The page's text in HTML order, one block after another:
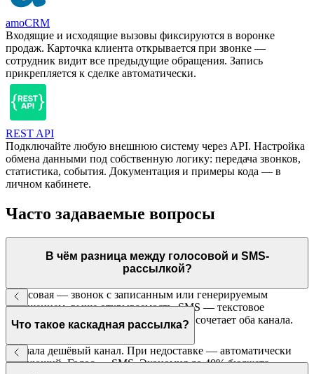
amoCRM
Входящие и исходящие вызовы фиксируются в воронке
продаж. Карточка клиента открывается при звонке —
сотрудник видит все предыдущие обращения. Запись
прикрепляется к сделке автоматически.
REST API
Подключайте любую внешнюю систему через API. Настройка
обмена данными под собственную логику: передача звонков,
статистика, события. Документация и примеры кода — в
личном кабинете.
Часто задаваемые вопросы
В чём разница между голосовой и SMS-
рассылкой?
Голосовая — звонок с записанным или генерируемым
сообщением, выше открываемость. SMS — текстовое
сообщение, остаётся у клиента. Каскад сочетает оба канала.
Что такое каскадная рассылка?
Сначала дешёвый канал. При недоставке — автоматически
следующий. Голос → SMS. Экономия до 40% бюджета.